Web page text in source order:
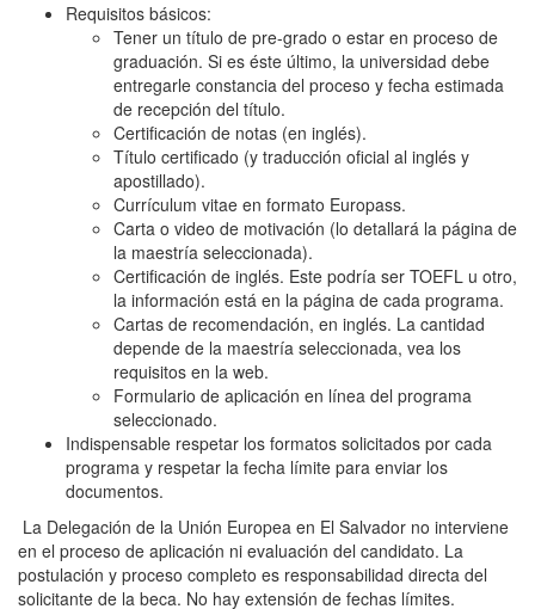
Requisitos básicos:
Tener un título de pre-grado o estar en proceso de
graduación. Si es éste último, la universidad debe
entregarle constancia del proceso y fecha estimada
de recepción del título.
Certificación de notas (en inglés).
Título certificado (y traducción oficial al inglés y
apostillado).
Currículum vitae en formato Europass.
Carta o video de motivación (lo detallará la página de
la maestría seleccionada).
Certificación de inglés. Este podría ser TOEFL u otro,
la información está en la página de cada programa.
Cartas de recomendación, en inglés. La cantidad
depende de la maestría seleccionada, vea los
requisitos en la web.
Formulario de aplicación en línea del programa
seleccionado.
Indispensable respetar los formatos solicitados por cada
programa y respetar la fecha límite para enviar los
documentos.
La Delegación de la Unión Europea en El Salvador no interviene
en el proceso de aplicación ni evaluación del candidato. La
postulación y proceso completo es responsabilidad directa del
solicitante de la beca. No hay extensión de fechas límites.